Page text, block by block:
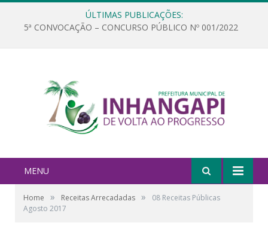
ÚLTIMAS PUBLICAÇÕES:
5ª CONVOCAÇÃO – CONCURSO PÚBLICO Nº 001/2022
MENU
Home » Receitas Arrecadadas »
08 Receitas Públicas
Agosto 2017